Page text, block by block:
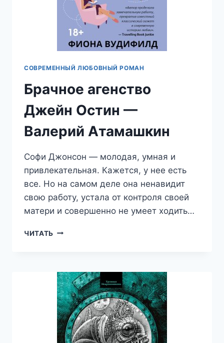
СОВРЕМЕННЫЙ ЛЮБОВНЫЙ РОМАН
Брачное агенство
Джейн Остин —
Валерий Атамашкин
Софи Джонсон — молодая, умная и
привлекательная. Кажется, у нее есть
все. Но на самом деле она ненавидит
свою работу, устала от контроля своей
матери и совершенно не умеет ходить…
ЧИТАТЬ БРАЧНОЕ
—
ВАЛЕРИЙ
АТАМАШКИН